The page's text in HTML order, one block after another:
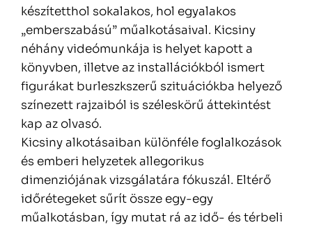
készítetthol sokalakos, hol egyalakos
„emberszabású” műalkotásaival. Kicsiny
néhány videómunkája is helyet kapott a
könyvben, illetve az installációkból ismert
figurákat burleszkszerű szituációkba helyező
színezett rajzaiból is széleskörű áttekintést
kap az olvasó.
Kicsiny alkotásaiban különféle foglalkozások
és emberi helyzetek allegorikus
dimenziójának vizsgálatára fókuszál. Eltérő
időrétegeket sűrít össze egy-egy
műalkotásban, így mutat rá az idő- és térbeli